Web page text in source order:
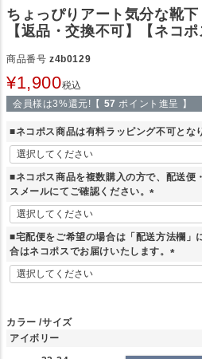
ちょっぴりアート気分な靴下
【返品・交換不可】【ネコポ
商品番号 z4b0129
¥1,900税込
会員様は3%還元!【 57 ポイント進呈 】
■ネコポス商品は有料ラッピング不可とな
■ネコポス商品を複数購入の方で、配送便
スメールにてご確認ください。
(
必
須
)
■宅配便をご希望の場合は「配送方法欄」
合はネコポスでお届けいたします。
(
必
カラー サイズ
アイボリー